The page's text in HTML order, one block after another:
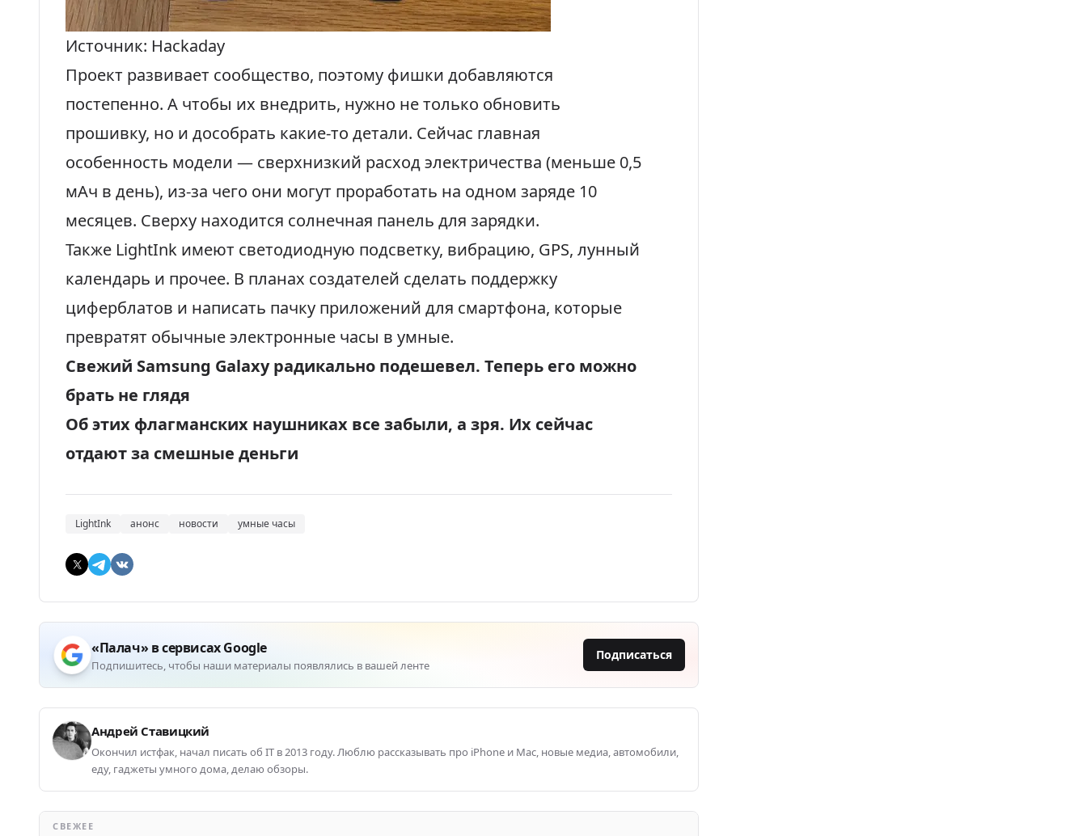
Источник: Hackaday
Проект развивает сообщество, поэтому фишки добавляются
постепенно. А чтобы их внедрить, нужно не только обновить
прошивку, но и дособрать какие-то детали. Сейчас главная
особенность модели — сверхнизкий расход электричества (меньше 0,5
мАч в день), из-за чего они могут проработать на одном заряде 10
месяцев. Сверху находится солнечная панель для зарядки.
Также LightInk имеют светодиодную подсветку, вибрацию, GPS, лунный
календарь и прочее. В планах создателей сделать поддержку
циферблатов и написать пачку приложений для смартфона, которые
превратят обычные электронные часы в умные.
Свежий Samsung Galaxy радикально подешевел. Теперь его можно
брать не глядя
Об этих флагманских наушниках все забыли, а зря. Их сейчас
отдают за смешные деньги
LightInk анонс новости умные часы
«Палач» в сервисах Google
Подпишитесь, чтобы наши материалы появлялись в вашей ленте
Подписаться
Андрей Ставицкий
Окончил истфак, начал писать об IT в 2013 году. Люблю рассказывать про iPhone и Mac, новые медиа, автомобили,
еду, гаджеты умного дома, делаю обзоры.
СВЕЖЕЕ